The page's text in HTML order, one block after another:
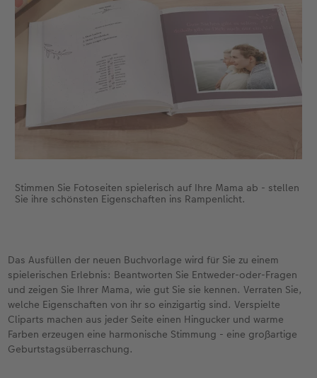
Fotobuch erstellen
Neuheiten
Neuheiten
Extras
Neuheiten
Extras
Retro Minis
Neuheiten
CEWE myPhotos
Neuheiten
CEWE Magazin
Neuheiten
Stimmen Sie Fotoseiten spielerisch auf Ihre Mama ab - stellen
Sie ihre schönsten Eigenschaften ins Rampenlicht.
Das Ausfüllen der neuen Buchvorlage wird für Sie zu einem
spielerischen Erlebnis: Beantworten Sie Entweder-oder-Fragen
und zeigen Sie Ihrer Mama, wie gut Sie sie kennen. Verraten Sie,
welche Eigenschaften von ihr so einzigartig sind. Verspielte
Cliparts machen aus jeder Seite einen Hingucker und warme
Farben erzeugen eine harmonische Stimmung - eine großartige
Geburtstagsüberraschung.